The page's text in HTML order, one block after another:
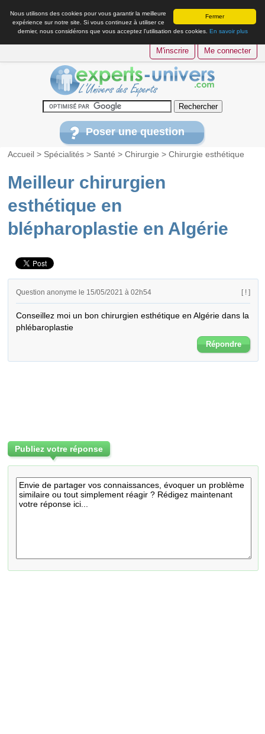
Fermer
Nous utilisons des cookies pour vous garantir la meilleure
expérience sur notre site. Si vous continuez à utiliser ce
dernier, nous considérons que vous acceptez l’utilisation des cookies. En savoir plus
M'inscrire Me connecter
Poser une question
Accueil > Spécialités > Santé >Chirurgie >Chirurgie esthétique
Meilleur chirurgien
esthétique en
blépharoplastie en Algérie
Question anonyme le 15/05/2021 à 02h54 [ ! ]
Conseillez moi un bon chirurgien esthétique en Algérie dans la
phlébaroplastie
Répondre
Publiez votre réponse